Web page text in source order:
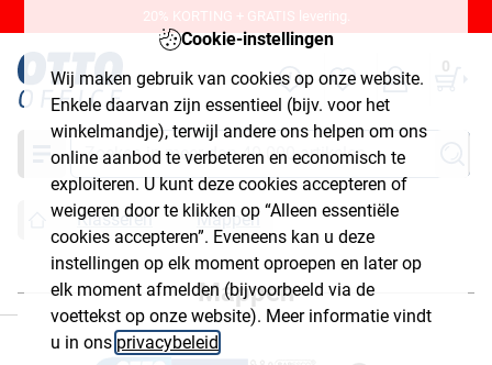
Cookie-instellingen
Wij maken gebruik van cookies op onze website.
Enkele daarvan zijn essentieel (bijv. voor het
winkelmandje), terwijl andere ons helpen om ons
online aanbod te verbeteren en economisch te
exploiteren. U kunt deze cookies accepteren of
weigeren door te klikken op “Alleen essentiële
cookies accepteren”. Eveneens kan u deze
instellingen op elk moment oproepen en later op
elk moment afmelden (bijvoorbeeld via de
voettekst op onze website). Meer informatie vindt
u in ons privacybeleid
20% KORTING + GRATIS levering.
0
Zoeken
Klasseren Mappen
Mappen